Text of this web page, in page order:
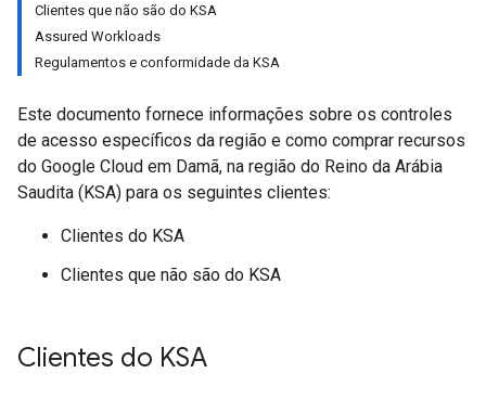
Clientes que não são do KSA
Assured Workloads
Regulamentos e conformidade da KSA
Este documento fornece informações sobre os controles
de acesso específicos da região e como comprar recursos
do Google Cloud em Damã, na região do Reino da Arábia
Saudita (KSA) para os seguintes clientes:
Clientes do KSA
Clientes que não são do KSA
Clientes do KSA